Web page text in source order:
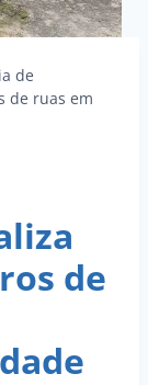
de
de ruas em
de